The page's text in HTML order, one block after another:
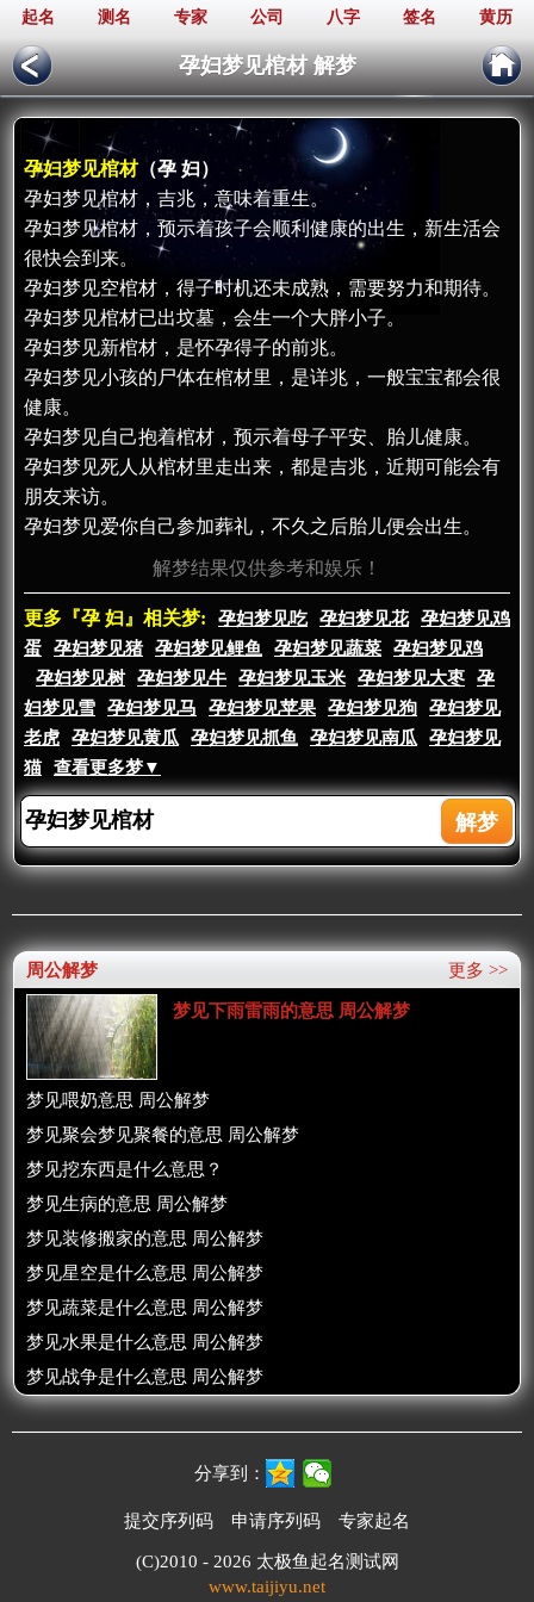
起名 测名 专家 公司 八字 签名 黄历
孕妇梦见棺材 解梦
孕妇梦见棺材（孕 妇）
孕妇梦见棺材，吉兆，意味着重生。
孕妇梦见棺材，预示着孩子会顺利健康的出生，新生活会
很快会到来。
孕妇梦见空棺材，得子时机还未成熟，需要努力和期待。
孕妇梦见棺材已出坟墓，会生一个大胖小子。
孕妇梦见新棺材，是怀孕得子的前兆。
孕妇梦见小孩的尸体在棺材里，是详兆，一般宝宝都会很
健康。
孕妇梦见自己抱着棺材，预示着母子平安、胎儿健康。
孕妇梦见死人从棺材里走出来，都是吉兆，近期可能会有
朋友来访。
孕妇梦见爱你自己参加葬礼，不久之后胎儿便会出生。
解梦结果仅供参考和娱乐！
更多『孕 妇』相关梦: 孕妇梦见吃 孕妇梦见花
孕妇梦见鸡
蛋
孕妇梦见猪 孕妇梦见鲤鱼 孕妇梦见蔬菜
孕妇梦见鸡
孕妇梦见树
孕妇梦见牛 孕妇梦见玉米 孕妇梦见大枣
孕
妇梦见雪
孕妇梦见马 孕妇梦见苹果 孕妇梦见狗
孕妇梦见
老虎
孕妇梦见黄瓜 孕妇梦见抓鱼 孕妇梦见南瓜
孕妇梦见
猫
查看更多梦▼
更多 >>
周公解梦
梦见下雨雷雨的意思 周公解梦
梦见喂奶意思 周公解梦
梦见聚会梦见聚餐的意思 周公解梦
梦见挖东西是什么意思？
梦见生病的意思 周公解梦
梦见装修搬家的意思 周公解梦
梦见星空是什么意思 周公解梦
梦见蔬菜是什么意思 周公解梦
梦见水果是什么意思 周公解梦
梦见战争是什么意思 周公解梦
分享到：
提交序列码 申请序列码 专家起名
(C)2010 - 2026 太极鱼起名测试网
www.taijiyu.net